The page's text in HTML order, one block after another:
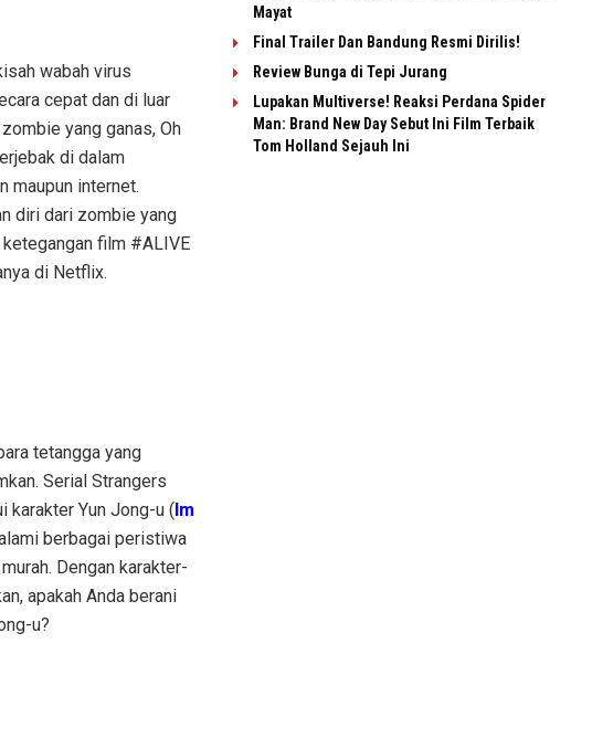
wabah virus
cepat dan di luar
yang ganas, Oh
di dalam
maupun internet.
diri dari zombie yang
film #ALIVE
di Netflix.
tetangga yang
Serial Strangers
karakter Yun Jong-u ( Im
berbagai peristiwa
Dengan karakter-
apakah Anda berani
u?
Mayat
Final Trailer Dan Bandung Resmi Dirilis!
Review Bunga di Tepi Jurang
Lupakan Multiverse! Reaksi Perdana Spider
Man: Brand New Day Sebut Ini Film Terbaik
Tom Holland Sejauh Ini